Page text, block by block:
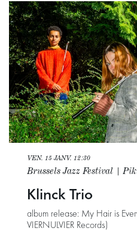
Klinck Trio
album release: My Hair is
VIERNULVIER Records)
Brussels Jazz Festival |
VEN. 15 JANV. 12:30